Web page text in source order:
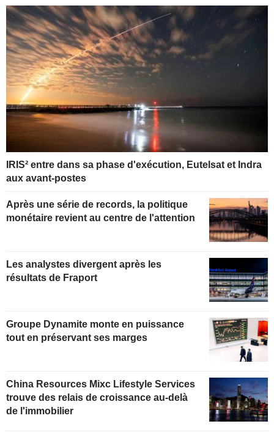
IRIS² entre dans sa phase d'exécution, Eutelsat et Indra
aux avant-postes
Après une série de records, la politique
monétaire revient au centre de l'attention
Les analystes divergent après les
résultats de Fraport
Groupe Dynamite monte en puissance
tout en préservant ses marges
China Resources Mixc Lifestyle Services
trouve des relais de croissance au-delà
de l'immobilier